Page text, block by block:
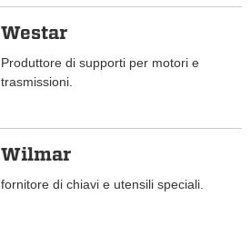
Westar
Produttore di supporti per motori e
trasmissioni.
Wilmar
fornitore di chiavi e utensili speciali.